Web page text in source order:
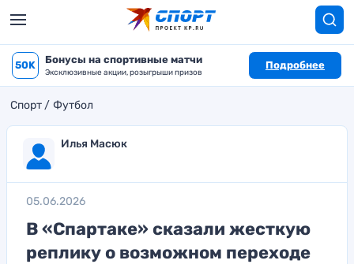
50K Бонусы на спортивные матчи
Эксклюзивные акции, розыгрыши призов
Подробнее
Спорт Футбол
Илья Масюк
05.06.2026
В «Спартаке» сказали жесткую
реплику о возможном переходе